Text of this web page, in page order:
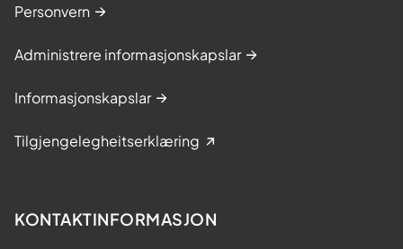
Personvern
Administrere informasjonskapslar
Informasjonskapslar
Tilgjengelegheitserklæring
KONTAKTINFORMASJON